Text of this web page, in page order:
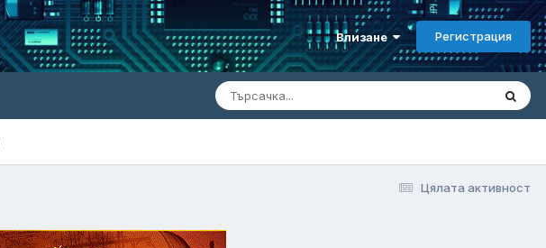
Влизане Регистрация
Цялата активност